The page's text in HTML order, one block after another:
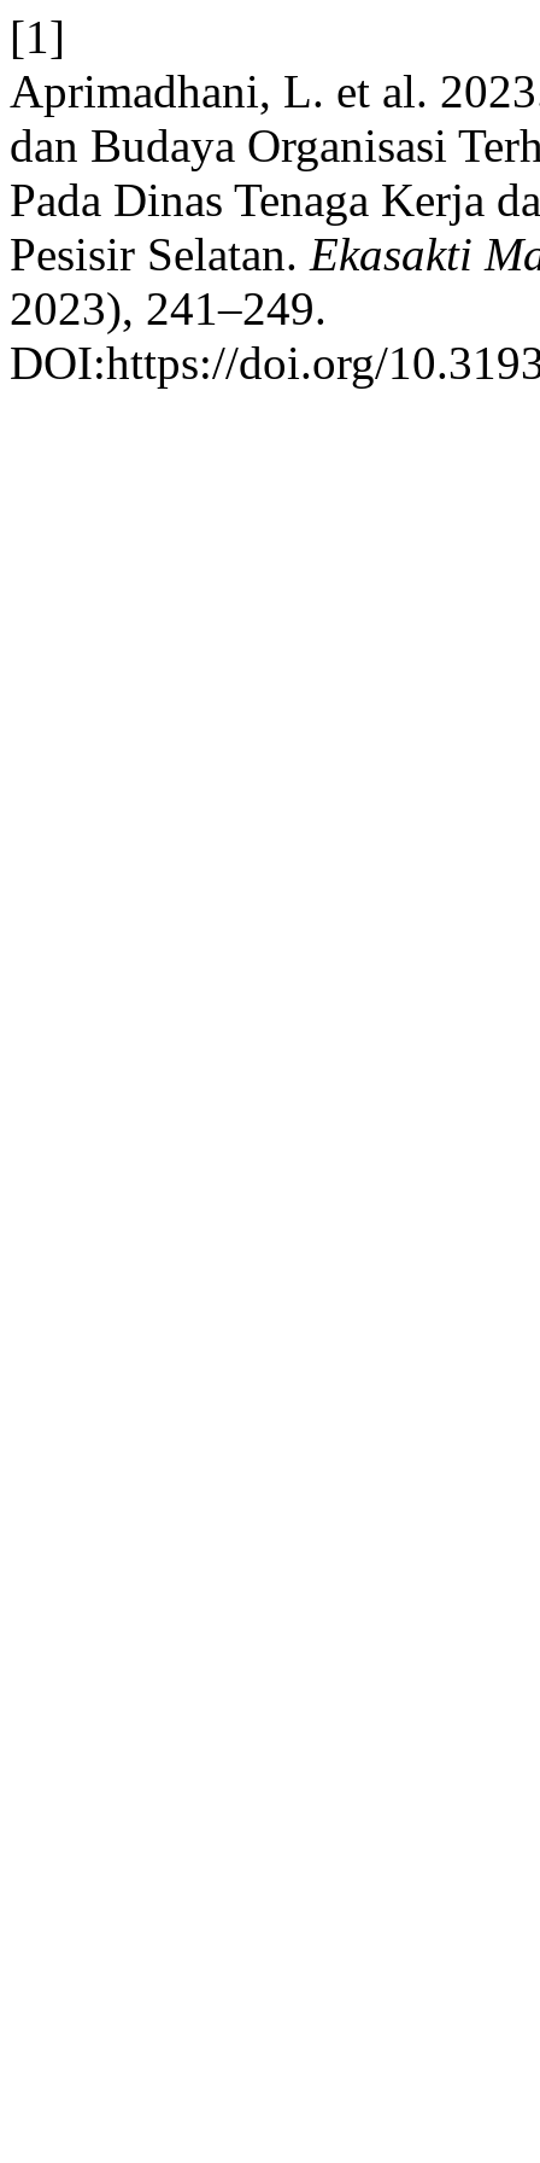
[1]
Aprimadhani, L. et al.
dan Budaya Organisasi
Pada Dinas Tenaga Kerja
Pesisir Selatan. Ekasakti
2023), 241–249.
DOI:https://doi.org/